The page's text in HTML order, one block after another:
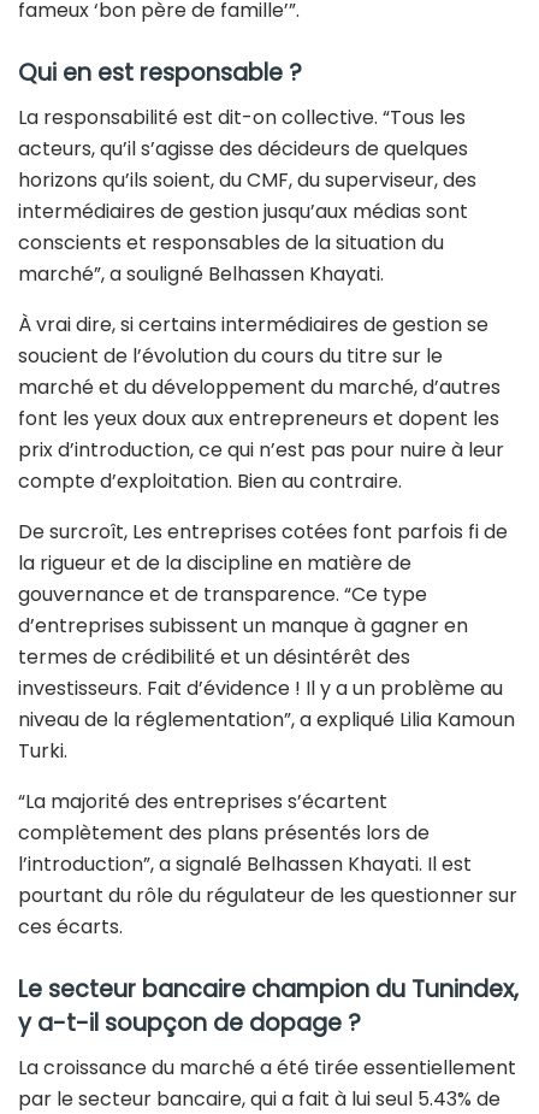
fameux ‘bon père de famille’”.
Qui en est responsable ?
La responsabilité est dit-on collective. “Tous les
acteurs, qu’il s’agisse des décideurs de quelques
horizons qu’ils soient, du CMF, du superviseur, des
intermédiaires de gestion jusqu’aux médias sont
conscients et responsables de la situation du
marché”, a souligné Belhassen Khayati.
À vrai dire, si certains intermédiaires de gestion se
soucient de l’évolution du cours du titre sur le
marché et du développement du marché, d’autres
font les yeux doux aux entrepreneurs et dopent les
prix d’introduction, ce qui n’est pas pour nuire à leur
compte d’exploitation. Bien au contraire.
De surcroît, Les entreprises cotées font parfois fi de
la rigueur et de la discipline en matière de
gouvernance et de transparence. “Ce type
d’entreprises subissent un manque à gagner en
termes de crédibilité et un désintérêt des
investisseurs. Fait d’évidence ! Il y a un problème au
niveau de la réglementation”, a expliqué Lilia Kamoun
Turki.
“La majorité des entreprises s’écartent
complètement des plans présentés lors de
l’introduction”, a signalé Belhassen Khayati. Il est
pourtant du rôle du régulateur de les questionner sur
ces écarts.
Le secteur bancaire champion du Tunindex,
y a-t-il soupçon de dopage ?
La croissance du marché a été tirée essentiellement
par le secteur bancaire, qui a fait à lui seul 5.43% de